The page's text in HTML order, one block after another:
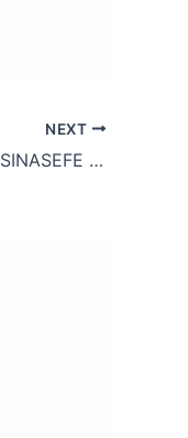
NEXT
ASSUFOP, ADUFOP e SINASEFE IFMG organizam Frente em Defesa das Instituições Federais de Ensino